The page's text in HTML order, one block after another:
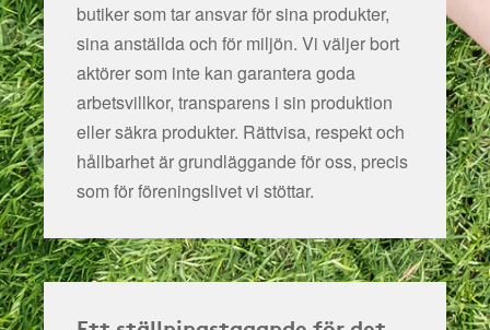
butiker som tar ansvar för sina produkter,
sina anställda och för miljön. Vi väljer bort
aktörer som inte kan garantera goda
arbetsvillkor, transparens i sin produktion
eller säkra produkter. Rättvisa, respekt och
hållbarhet är grundläggande för oss, precis
som för föreningslivet vi stöttar.